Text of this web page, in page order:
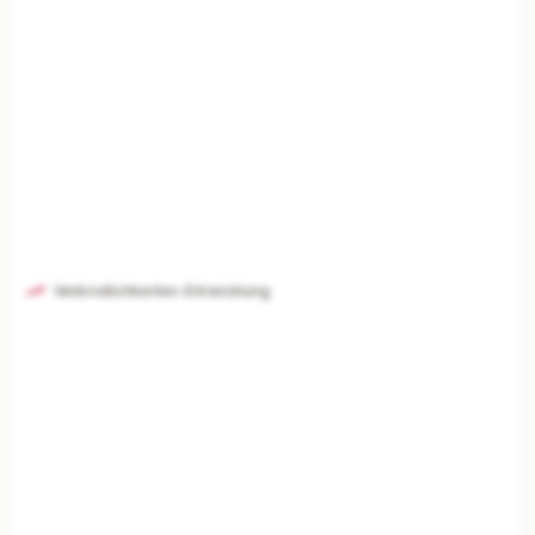
Verbindlichkeiten-Entwicklung